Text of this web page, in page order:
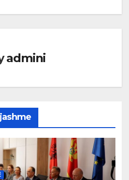
admini